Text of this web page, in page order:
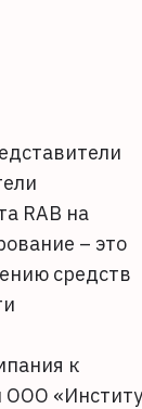
RAB на
– это
средств
к
ООО